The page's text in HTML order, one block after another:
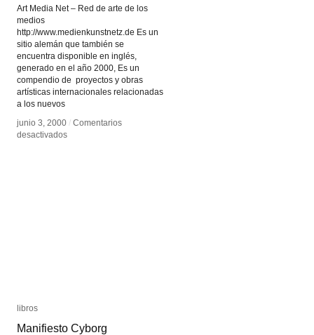
Art Media Net – Red de arte de los
medios
http://www.medienkunstnetz.de Es un
sitio alemán que también se
encuentra disponible en inglés,
generado en el año 2000, Es un
compendio de proyectos y obras
artísticas internacionales relacionadas
a los nuevos
junio 3, 2000 / Comentarios
desactivadosen
junio 3, 2000 / Comentarios
desactivadosen
libros
Manifiesto Cyborg
libros
Manifiesto Cyborg